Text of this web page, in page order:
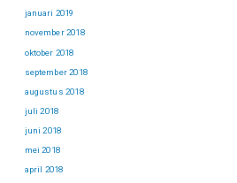
januari 2019
november 2018
oktober 2018
september 2018
augustus 2018
juli 2018
juni 2018
mei 2018
april 2018